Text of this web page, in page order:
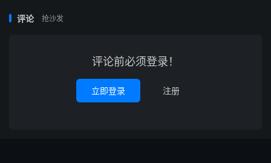
评论 抢沙发
评论前必须登录！
立即登录 注册